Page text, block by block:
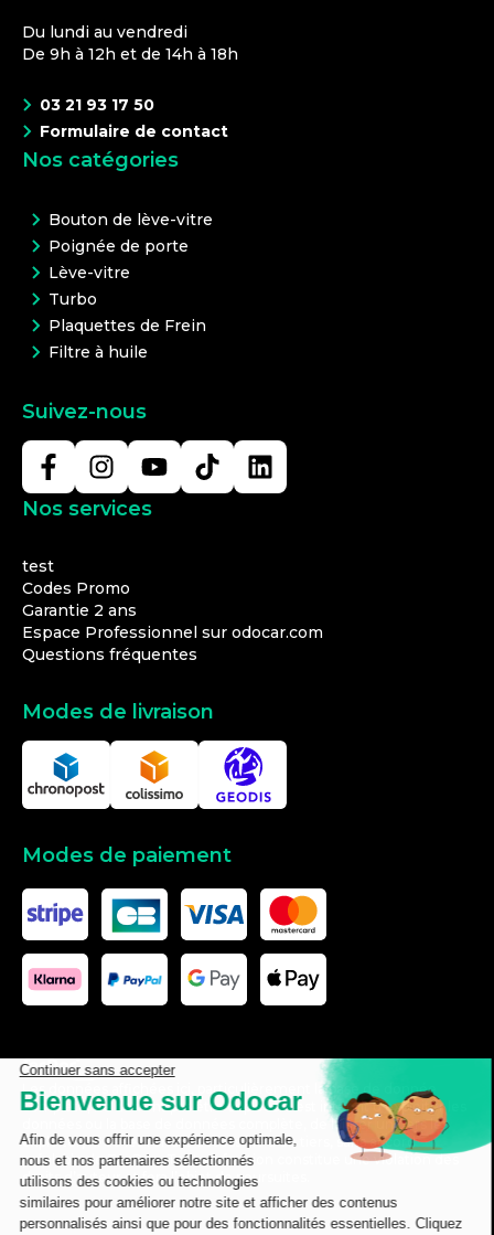
Du lundi au vendredi
De 9h à 12h et de 14h à 18h
03 21 93 17 50
Formulaire de contact
Nos catégories
Bouton de lève-vitre
Poignée de porte
Lève-vitre
Turbo
Plaquettes de Frein
Filtre à huile
Suivez-nous
Nos services
test
Codes Promo
Garantie 2 ans
Espace Professionnel sur odocar.com
Questions fréquentes
Modes de livraison
Modes de paiement
Les données affichées ici, particulièrement la base de donnée
complète, ne doivent pas être copiées. Il est interdit d’exploiter les
données ou la base de données complète, de laisser un tiers les
exploiter, ni de les rendre accessible à un tiers, sans accord
préalable de TecDoc. Toute infraction constitue une violation des
droits d’auteur et fera l’objet de poursuites.